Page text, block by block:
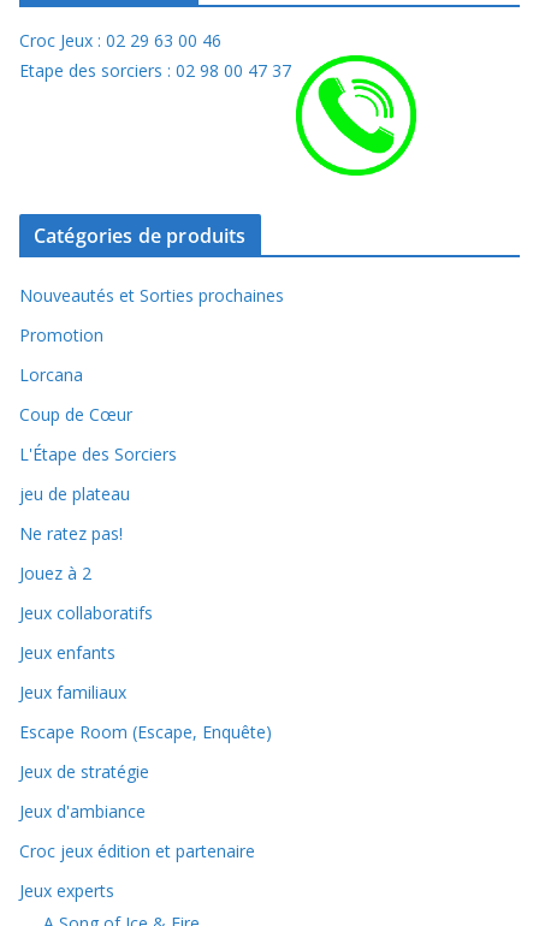
Croc Jeux : 02 29 63 00 46
Etape des sorciers : 02 98 00 47 37
Catégories de produits
Nouveautés et Sorties prochaines
Promotion
Lorcana
Coup de Cœur
L'Étape des Sorciers
jeu de plateau
Ne ratez pas!
Jouez à 2
Jeux collaboratifs
Jeux enfants
Jeux familiaux
Escape Room (Escape, Enquête)
Jeux de stratégie
Jeux d'ambiance
Croc jeux édition et partenaire
Jeux experts